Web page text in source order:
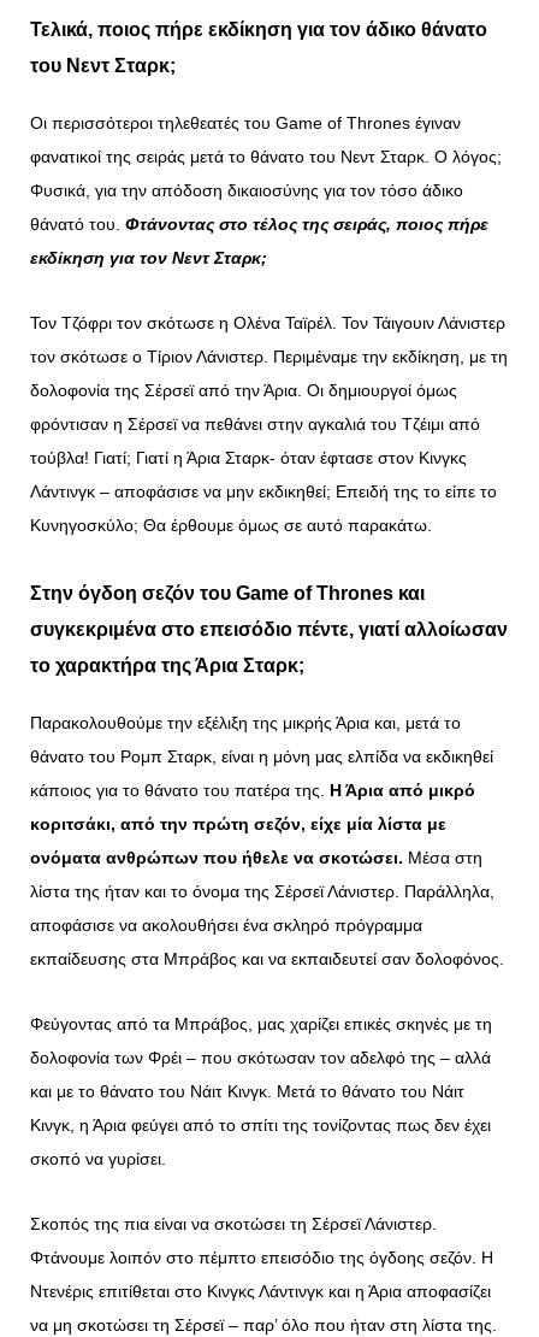
Τελικά, ποιος πήρε εκδίκηση για τον άδικο θάνατο
του Νεντ Σταρκ;
Οι περισσότεροι τηλεθεατές του Game of Thrones έγιναν
φανατικοί της σειράς μετά το θάνατο του Νεντ Σταρκ. Ο λόγος;
Φυσικά, για την απόδοση δικαιοσύνης για τον τόσο άδικο
θάνατό του. Φτάνοντας στο τέλος της σειράς, ποιος πήρε
εκδίκηση για τον Νεντ Σταρκ;
Τον Τζόφρι τον σκότωσε η Ολένα Ταϊρέλ. Τον Τάιγουιν Λάνιστερ
τον σκότωσε ο Τίριον Λάνιστερ. Περιμέναμε την εκδίκηση, με τη
δολοφονία της Σέρσεϊ από την Άρια. Οι δημιουργοί όμως
φρόντισαν η Σέρσεϊ να πεθάνει στην αγκαλιά του Τζέιμι από
τούβλα! Γιατί; Γιατί η Άρια Σταρκ- όταν έφτασε στον Κινγκς
Λάντινγκ – αποφάσισε να μην εκδικηθεί; Επειδή της το είπε το
Κυνηγοσκύλο; Θα έρθουμε όμως σε αυτό παρακάτω.
Στην όγδοη σεζόν του Game of Thrones και
συγκεκριμένα στο επεισόδιο πέντε, γιατί αλλοίωσαν
το χαρακτήρα της Άρια Σταρκ;
Παρακολουθούμε την εξέλιξη της μικρής Άρια και, μετά το
θάνατο του Ρομπ Σταρκ, είναι η μόνη μας ελπίδα να εκδικηθεί
κάποιος για το θάνατο του πατέρα της. Η Άρια από μικρό
κοριτσάκι, από την πρώτη σεζόν, είχε μία λίστα με
ονόματα ανθρώπων που ήθελε να σκοτώσει. Μέσα στη
λίστα της ήταν και το όνομα της Σέρσεϊ Λάνιστερ. Παράλληλα,
αποφάσισε να ακολουθήσει ένα σκληρό πρόγραμμα
εκπαίδευσης στα Μπράβος και να εκπαιδευτεί σαν δολοφόνος.
Φεύγοντας από τα Μπράβος, μας χαρίζει επικές σκηνές με τη
δολοφονία των Φρέι – που σκότωσαν τον αδελφό της – αλλά
και με το θάνατο του Νάιτ Κινγκ. Μετά το θάνατο του Νάιτ
Κινγκ, η Άρια φεύγει από το σπίτι της τονίζοντας πως δεν έχει
σκοπό να γυρίσει.
Σκοπός της πια είναι να σκοτώσει τη Σέρσεϊ Λάνιστερ.
Φτάνουμε λοιπόν στο πέμπτο επεισόδιο της όγδοης σεζόν. Η
Ντενέρις επιτίθεται στο Κινγκς Λάντινγκ και η Άρια αποφασίζει
να μη σκοτώσει τη Σέρσεϊ – παρ’ όλο που ήταν στη λίστα της.